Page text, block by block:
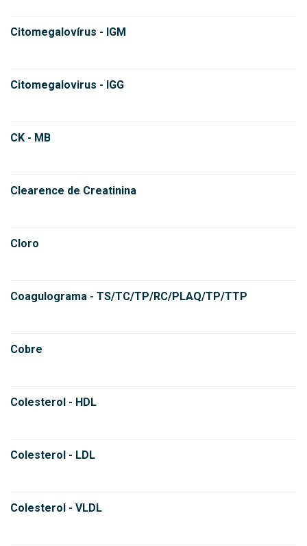
Citomegalovírus - IGM
Citomegalovirus - IGG
CK - MB
Clearence de Creatinina
Cloro
Coagulograma - TS/TC/TP/RC/PLAQ/TP/TTP
Cobre
Colesterol - HDL
Colesterol - LDL
Colesterol - VLDL